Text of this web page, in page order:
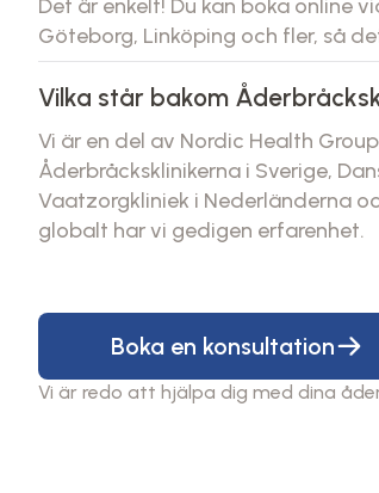
Det är enkelt! Du kan boka online
Göteborg, Linköping och fler, så
Vilka står bakom
Vi är en del av Nordic Health
Åderbråcksklinikerna i Sverige,
Vaatzorgkliniek i Nederländerna
globalt har vi gedigen erfarenhet.
Boka en konsultation
Vi är redo att hjälpa dig med dina